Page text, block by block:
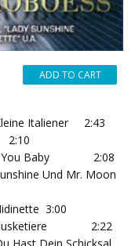
Italiener 2:43
Baby 2:08
Und Mr. Moon
3:00
2:22